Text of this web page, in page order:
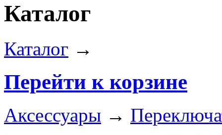
Каталог
Каталог →
Перейти к корзине
Аксессуары →